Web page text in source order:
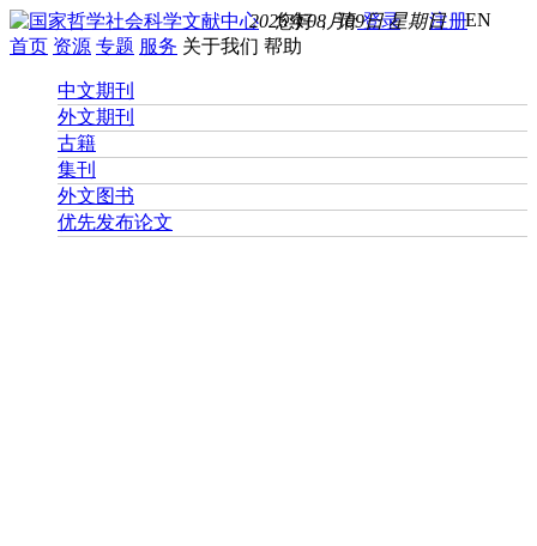
您好， 请登录 注册EN
2026年08月09日 星期日
首页 资源 专题 服务 关于我们 帮助
中文期刊
外文期刊
古籍
集刊
外文图书
优先发布论文